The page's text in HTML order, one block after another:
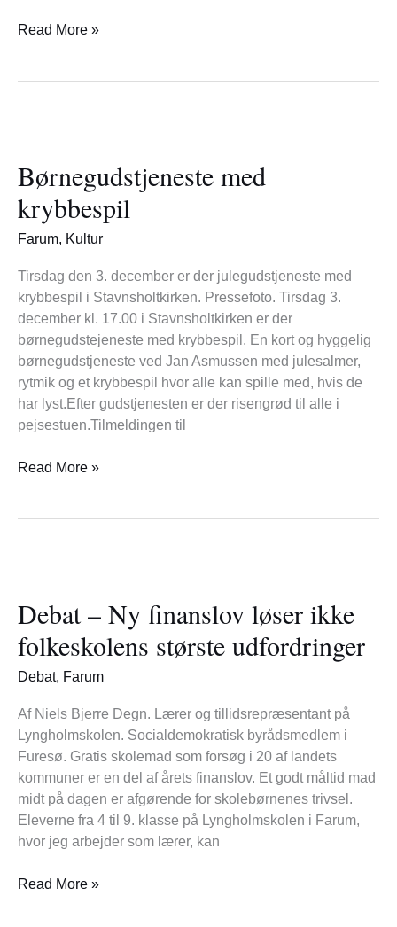
Read More »
Børnegudstjeneste med
krybbespil
Farum, Kultur
Tirsdag den 3. december er der julegudstjeneste med
krybbespil i Stavnsholtkirken. Pressefoto. Tirsdag 3.
december kl. 17.00 i Stavnsholtkirken er der
børnegudstejeneste med krybbespil. En kort og hyggelig
børnegudstjeneste ved Jan Asmussen med julesalmer,
rytmik og et krybbespil hvor alle kan spille med, hvis de
har lyst.Efter gudstjenesten er der risengrød til alle i
pejsestuen.Tilmeldingen til
krybbespil
Read More »
Debat – Ny finanslov løser ikke
folkeskolens største udfordringer
Debat, Farum
Af Niels Bjerre Degn. Lærer og tillidsrepræsentant på
Lyngholmskolen. Socialdemokratisk byrådsmedlem i
Furesø. Gratis skolemad som forsøg i 20 af landets
kommuner er en del af årets finanslov. Et godt måltid mad
midt på dagen er afgørende for skolebørnenes trivsel.
Eleverne fra 4 til 9. klasse på Lyngholmskolen i Farum,
hvor jeg arbejder som lærer, kan
Ny
finanslov
løser
ikke
største
udfordringer
Read More »